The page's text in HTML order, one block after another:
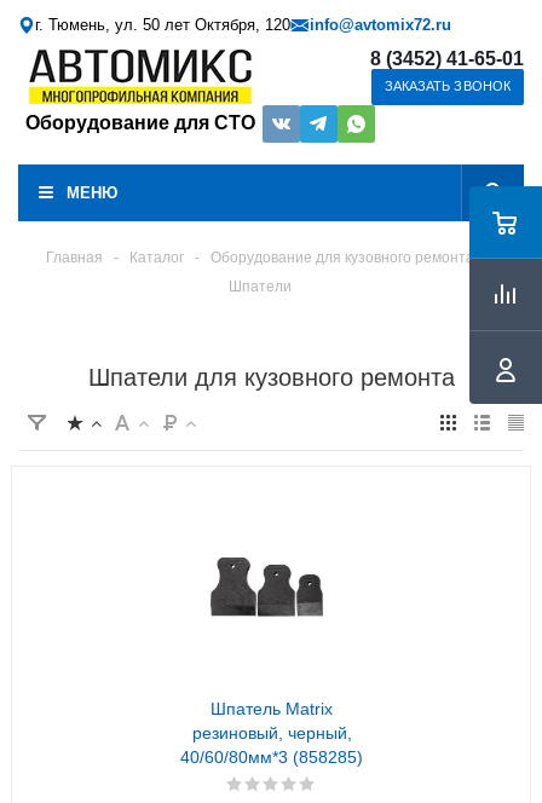
г. Тюмень, ул. 50 лет Октября, 120 info@avtomix72.ru
Оборудование для СТО
8 (3452) 41-65-01
ЗАКАЗАТЬ ЗВОНОК
МЕНЮ
Главная - Каталог -
Оборудование для кузовного ремонта
Шпатели
Шпатели для кузовного ремонта
Шпатель Matrix
резиновый, черный,
40/60/80мм*3 (858285)